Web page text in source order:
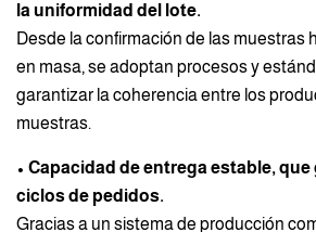
la uniformidad del lote.
Desde la confirmación de las muestras
en masa, se adoptan procesos y
garantizar la coherencia entre los
muestras.
• Capacidad de entrega estable,
ciclos de pedidos.
Gracias a un sistema de producción